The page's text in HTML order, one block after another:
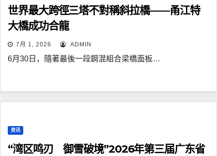
世界最大跨徑三塔不對稱斜拉橋——甬江特
大橋成功合龍
7月 1, 2026 ADMIN
6月30日，隨著最後一段鋼混組合梁橋面板…
资讯
“湾区鸣刃 御雪破境”2026年第三届广东省